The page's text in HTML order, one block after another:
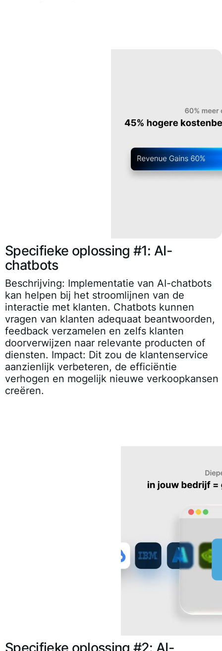
Specifieke oplossing #1: AI-
chatbots
Beschrijving: Implementatie van AI-chatbots
kan helpen bij het stroomlijnen van de
interactie met klanten. Chatbots kunnen
vragen van klanten adequaat beantwoorden,
feedback verzamelen en zelfs klanten
doorverwijzen naar relevante producten of
diensten. Impact: Dit zou de klantenservice
aanzienlijk verbeteren, de efficiëntie
verhogen en mogelijk nieuwe verkoopkansen
creëren.
Specifieke oplossing #2: AI-